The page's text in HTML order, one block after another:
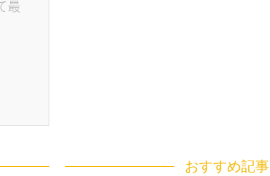
最
おすすめ記事